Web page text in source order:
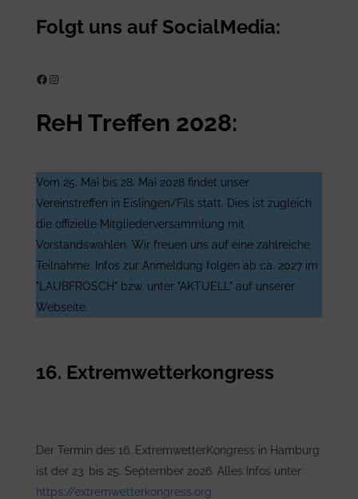
Folgt uns auf SocialMedia:
ReH e.V. auf Facebook
ReH e.V. auf Instagram
ReH Treffen 2028:
Vom 25. Mai bis 28. Mai 2028 findet unser
Vereinstreffen in Eislingen/Fils statt. Dies ist zugleich
die offizielle Mitgliederversammlung mit
Vorstandswahlen. Wir freuen uns auf eine zahlreiche
Teilnahme. Infos zur Anmeldung folgen ab ca. 2027 im
"LAUBFROSCH" bzw. unter "AKTUELL" auf unserer
Webseite.
16. Extremwetterkongress
Der Termin des 16. ExtremwetterKongress in Hamburg
ist der 23. bis 25. September 2026. Alles Infos unter:
https://extremwetterkongress.org